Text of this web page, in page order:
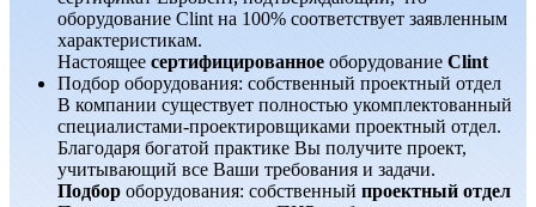
оборудование Clint на 100% соответствует заявленным
характеристикам.
Настоящее сертифицированное оборудование Clint
Подбор оборудования: собственный проектный отдел
В компании существует полностью укомплектованный
специалистами-проектировщиками проектный отдел.
Благодаря богатой практике Вы получите проект,
учитывающий все Ваши требования и задачи.
Подбор оборудования: собственный проектный отдел